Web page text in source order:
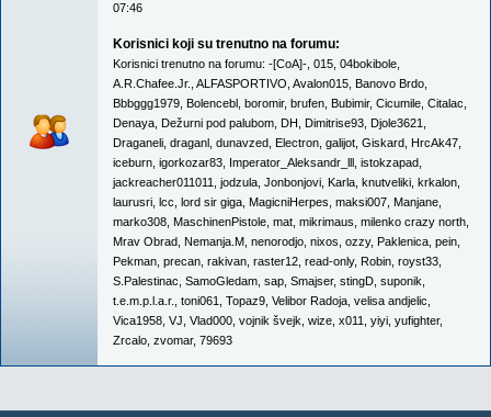
07:46
Korisnici koji su trenutno na forumu:
Korisnici trenutno na forumu: -[CoA]- 015 04bokibole
A.R.Chafee.Jr. ALFASPORTIVO Avalon015 Banovo Brdo
Bbbggg1979 Bolencebl boromir, brufen Bubimir, Cicumile Citalac
Denaya Dežurni pod palubom DH Dimitrise93 Djole3621
Draganeli draganl dunavzed Electron galijot Giskard HrcAk47
iceburn igorkozar83 Imperator_Aleksandr_lll istokzapad
jackreacher011011
jodzula Jonbonjovi Karla knutveliki krkalon
laurusri lcc lord sir giga MagicniHerpes maksi007 Manjane
marko308 MaschinenPistole mat mikrimaus milenko crazy north
Mrav Obrad Nemanja.M nenorodjo nixos ozzy, Paklenica pein
Pekman precan rakivan raster12 read-only, Robin royst33
S.Palestinac SamoGledam sap Smajser, stingD suponik
t.e.m.p.l.a.r.
toni061 Topaz9 Velibor Radoja velisa andjelic
Vica1958 VJ Vlad000 vojnik švejk wize x011 yiyi yufighter,
Zrcalo zvomar, 79693